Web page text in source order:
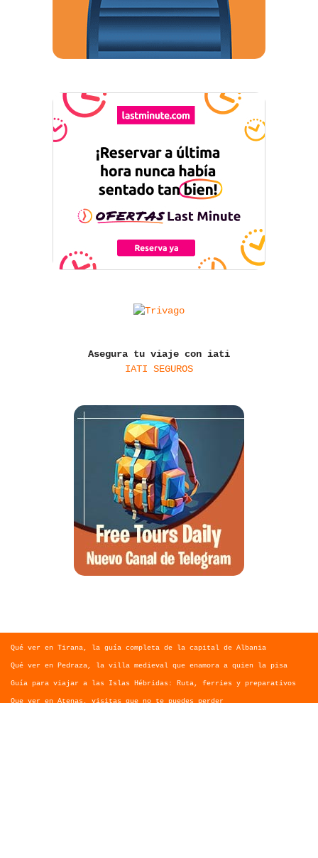
Asegura tu viaje con iati
IATI SEGUROS
Qué ver en Tirana, la guía completa de la capital de Albania
Qué ver en Pedraza, la villa medieval que enamora a quien la pisa
Guía para viajar a las Islas Hébridas: Ruta, ferries y preparativos
Que ver en Atenas, visitas que no te puedes perder